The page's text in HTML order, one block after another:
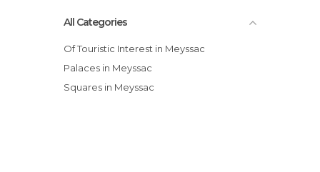
All Categories
Of Touristic Interest in Meyssac
Palaces in Meyssac
Squares in Meyssac